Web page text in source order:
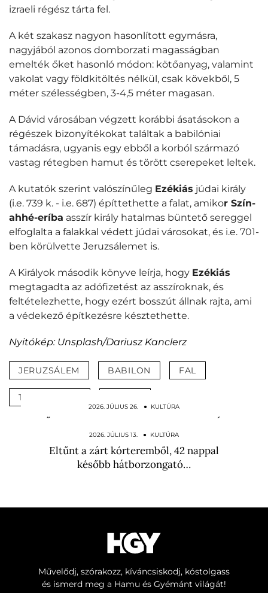
izraeli régész tárta fel.
A két szakasz nagyon hasonlított egymásra,
nagyjából azonos domborzati magasságban
emelték őket hasonló módon: kötőanyag, valamint
vakolat vagy földkitöltés nélkül, csak kövekből, 5
méter szélességben, 3-4,5 méter magasan.
A Dávid városában végzett korábbi ásatásokon a
régészek bizonyítékokat találtak a babilóniai
támadásra, ugyanis egy ebből a korból származó
vastag rétegben hamut és törött cserepeket leltek.
A kutatók szerint valószínűleg Ezékiás júdai király
(i.e. 739 k. - i.e. 687) építtethette a falat, amikor Szín-
ahhé-eríba asszír király hatalmas büntető sereggel
elfoglalta a falakkal védett júdai városokat, és i.e. 701-
ben körülvette Jeruzsálemet is.
A Királyok második könyve leírja, hogy Ezékiás
megtagadta az adófizetést az asszíroknak, és
feltételezhette, hogy ezért bosszút állnak rajta, ami
a védekező építkezésre késztethette.
Nyitókép: Unsplash/Dariusz Kanclerz
JERUZSÁLEM BABILON FAL
TÖRTÉNELEM
2026. JÚLIUS 26. ● KULTÚRA
Ő lehet a tökéletes Freddy Krueger? Új
Rémálom az Elm…
2026. JÚLIUS 13. ● KULTÚRA
Eltűnt a zárt kórteremből, 42 nappal
később hátborzongató…
Művelődj, szórakozz, kíváncsiskodj, kóstolgass
és ismerd meg a Hamu és Gyémánt világát!